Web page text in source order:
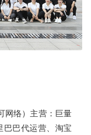
网络）主营：巨量
巴巴代运营、淘宝